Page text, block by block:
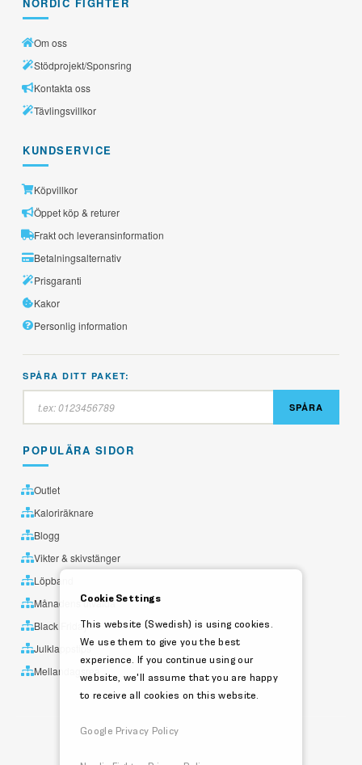
NORDIC FIGHTER
Om oss
Stödprojekt/Sponsring
Kontakta oss
Tävlingsvillkor
KUNDSERVICE
Köpvillkor
Öppet köp & returer
Frakt och leveransinformation
Betalningsalternativ
Prisgaranti
Kakor
Personlig information
SPÅRA DITT PAKET:
SPÅRA
POPULÄRA SIDOR
Outlet
Kaloriräknare
Blogg
Vikter & skivstänger
Löpband
Månadens utvalda
Black Friday
Julklappstips
Mellandagsrea
Cookie Settings
This website (Swedish) is using cookies.
We use them to give you the best
experience. If you continue using our
website, we'll assume that you are happy
to receive all cookies on this website.
Google Privacy Policy